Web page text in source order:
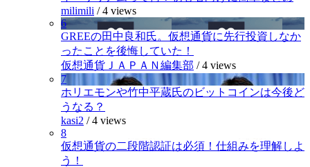
milimili /4 views
6
GREEの田中良和氏。仮想通貨に先行投資しなか
ったことを後悔していた！
仮想通貨ＪＡＰＡＮ編集部 /4 views
7
ホリエモンや竹中平蔵氏のビットコインは今後ど
うなる？
kasi2 /4 views
8
仮想通貨の二段階認証は必須！仕組みを理解しよ
う！